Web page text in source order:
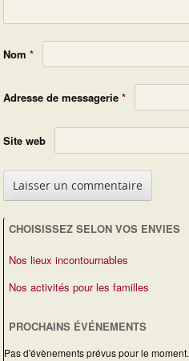
Nom *
Adresse de messagerie *
Site web
CHOISISSEZ SELON VOS ENVIES
Nos lieux incontournables
Nos activités pour les familles
PROCHAINS ÉVÉNEMENTS
Pas d'évènements prévus pour le moment.